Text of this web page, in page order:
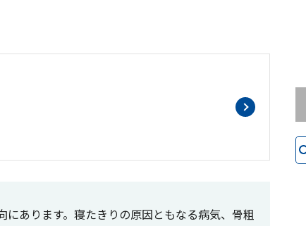
あります。寝たきりの原因ともなる病気、骨粗